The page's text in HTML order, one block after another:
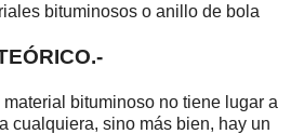
bituminosos o anillo de bola
bituminoso no tiene lugar a
cualquiera, sino más bien, hay un